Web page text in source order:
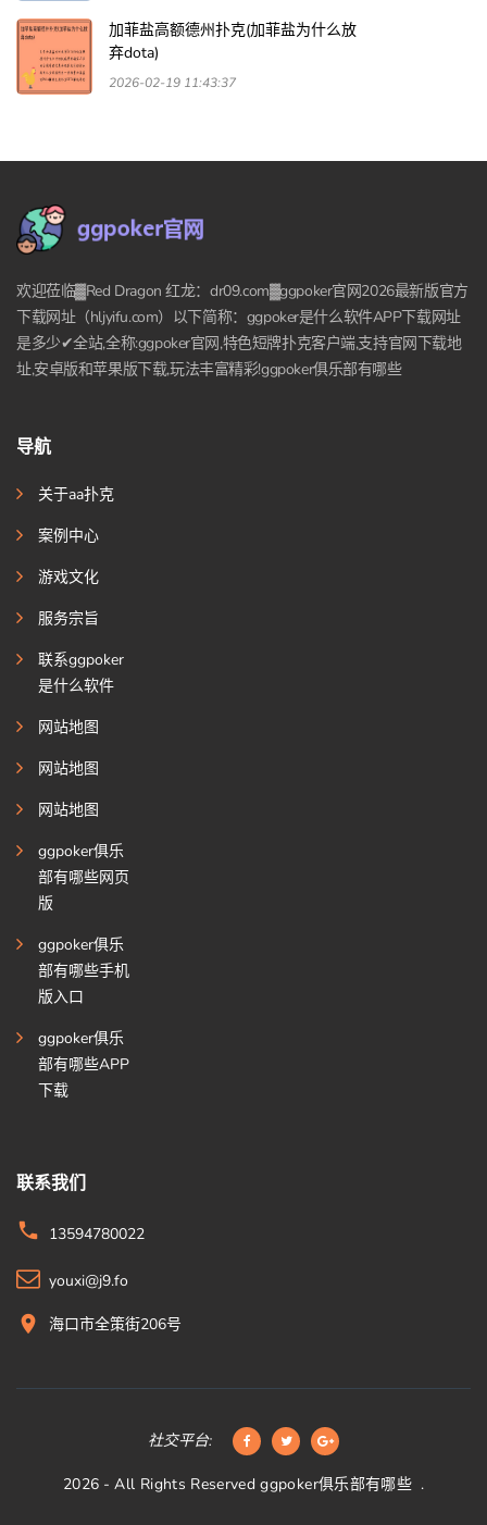
加菲盐高额德州扑克(加菲盐为什么放
弃dota)
2026-02-19 11:43:37
欢迎莅临▓Red Dragon 红龙：dr09.com▓ggpoker官网2026最新版官方
下载网址（hljyifu.com）以下简称：ggpoker是什么软件APP下载网址
是多少✔全站,全称:ggpoker官网,特色短牌扑克客户端,支持官网下载地
址,安卓版和苹果版下载,玩法丰富精彩!ggpoker俱乐部有哪些
导航
关于aa扑克
案例中心
游戏文化
服务宗旨
联系ggpoker
是什么软件
网站地图
网站地图
网站地图
ggpoker俱乐
部有哪些网页
版
ggpoker俱乐
部有哪些手机
版入口
ggpoker俱乐
部有哪些APP
下载
联系我们
13594780022
youxi@j9.fo
海口市全策街206号
社交平台:
2026 - All Rights Reservedggpoker俱乐部有哪些 .